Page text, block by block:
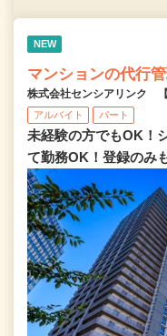
NEW
マンションの代行
株式会社センシアリンク 【
アルバイト パート
未経験の方でもOK！
て勤務OK！登録のみ